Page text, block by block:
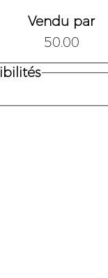
Vendu par
50.00